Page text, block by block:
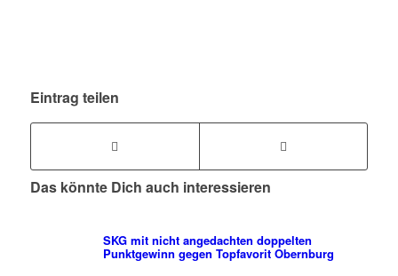
Eintrag teilen
Das könnte Dich auch interessieren
SKG mit nicht angedachten doppelten
Punktgewinn gegen Topfavorit Obernburg